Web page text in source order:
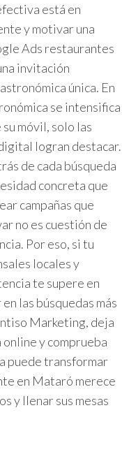
está en
y motivar una
Ads restaurantes
invitación
única. En
se intensifica
móvil, solo las
logran destacar.
de cada búsqueda
concreta que
campañas que
no es cuestión de
Por eso, si tu
locales y
te supere en
las búsquedas más
Marketing, deja
y comprueba
puede transformar
en Mataró merece
y llenar sus mesas